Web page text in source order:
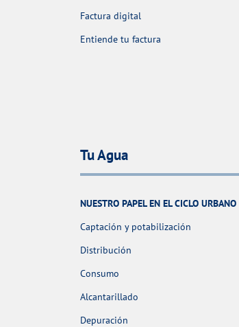
Factura digital
Entiende tu factura
Tu Agua
NUESTRO PAPEL EN EL CICLO URBANO
Captación y potabilización
Distribución
Consumo
Alcantarillado
Depuración